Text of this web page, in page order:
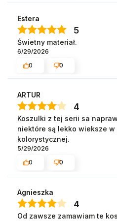
Estera
5
Świetny materiał.
6/29/2026
0
0
ARTUR
4
Koszulki z tej serii sa
niektóre są lekko wieksze
kolorystycznej.
5/29/2026
0
0
Agnieszka
4
Od zawsze zamawiam te